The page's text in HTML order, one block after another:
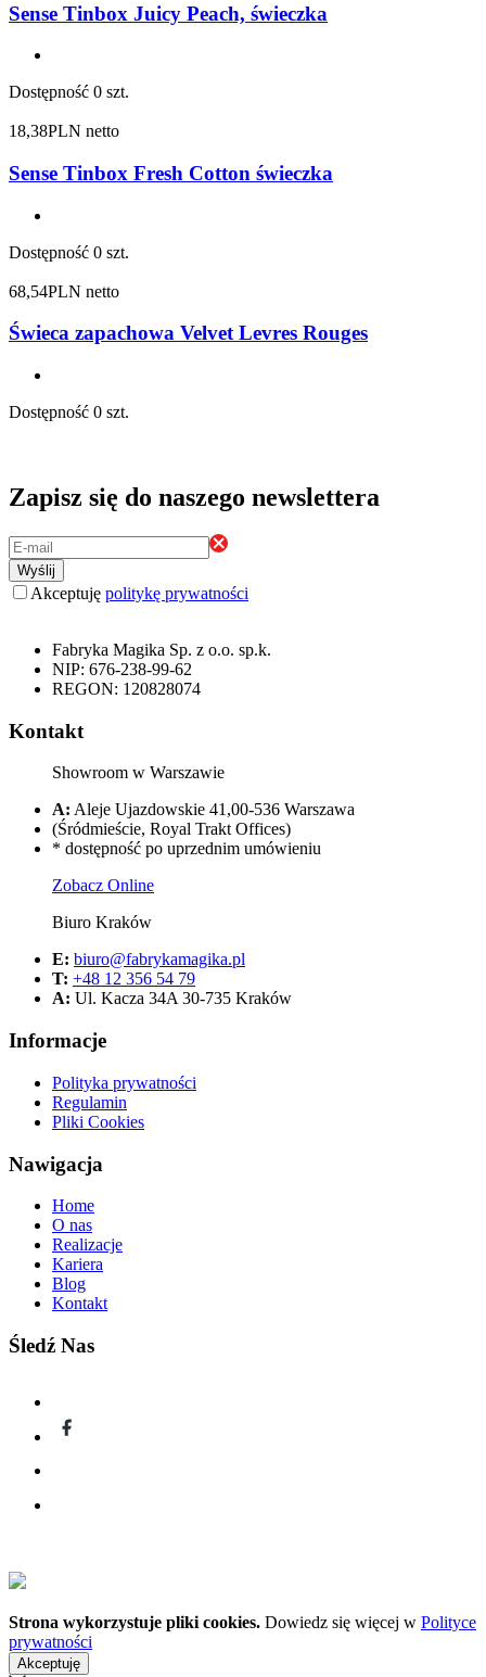
Sense Tinbox Juicy Peach, świeczka
Dostępność 0 szt.
18,38PLN netto
Sense Tinbox Fresh Cotton świeczka
Dostępność 0 szt.
68,54PLN netto
Świeca zapachowa Velvet Levres Rouges
Dostępność 0 szt.
Zapisz się do naszego newslettera
Wyślij
Akceptuję politykę prywatności
Fabryka Magika Sp. z o.o. sp.k.
NIP: 676-238-99-62
REGON: 120828074
Kontakt
Showroom w Warszawie
A: Aleje Ujazdowskie 41,00-536 Warszawa
(Śródmieście, Royal Trakt Offices)
* dostępność po uprzednim umówieniu
Zobacz Online
Biuro Kraków
E: biuro@fabrykamagika.pl
T: +48 12 356 54 79
A: Ul. Kacza 34A 30-735 Kraków
Informacje
Polityka prywatności
Regulamin
Pliki Cookies
Nawigacja
Home
O nas
Realizacje
Kariera
Blog
Kontakt
Śledź Nas
Strona wykorzystuje pliki cookies. Dowiedz się więcej w Polityce
prywatności
Akceptuję